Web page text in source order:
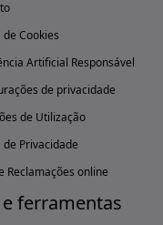
de Cookies
Artificial Responsável
de privacidade
de Utilização
de Privacidade
Reclamações online
ferramentas